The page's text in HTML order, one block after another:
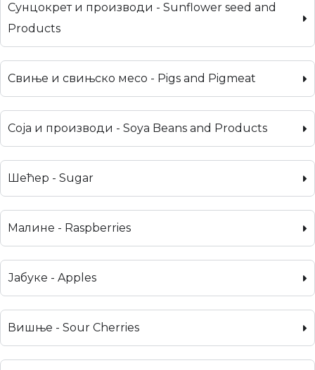
Сунцокрет и производи - Sunflower seed and
Products
Свиње и свињско месо - Pigs and Pigmeat
Соја и производи - Soya Beans and Products
Шећер - Sugar
Малине - Raspberries
Јабуке - Apples
Вишње - Sour Cherries